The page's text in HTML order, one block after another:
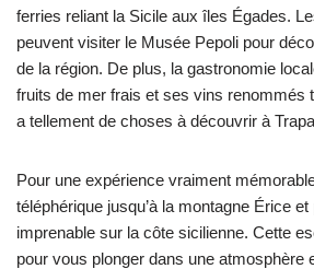
ferries reliant la Sicile aux îles Égades.
peuvent visiter le Musée Pepoli pour
de la région. De plus, la gastronomie
fruits de mer frais et ses vins renommés
a tellement de choses à découvrir à
Pour une expérience vraiment
téléphérique jusqu’à la montagne Érice et
imprenable sur la côte sicilienne. Cette
pour vous plonger dans une atmosphère